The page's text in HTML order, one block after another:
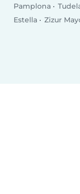
Pamplona
Estella
Zizur